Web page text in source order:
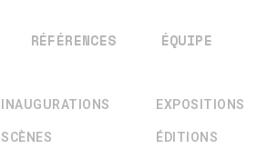
RÉFÉRENCES ÉQUIPE
INAUGURATIONS EXPOSITIONS
SCÈNES ÉDITIONS